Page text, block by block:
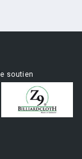
soutien